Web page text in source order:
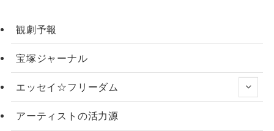
観劇予報
宝塚ジャーナル
エッセイ☆フリーダム
アーティストの活力源